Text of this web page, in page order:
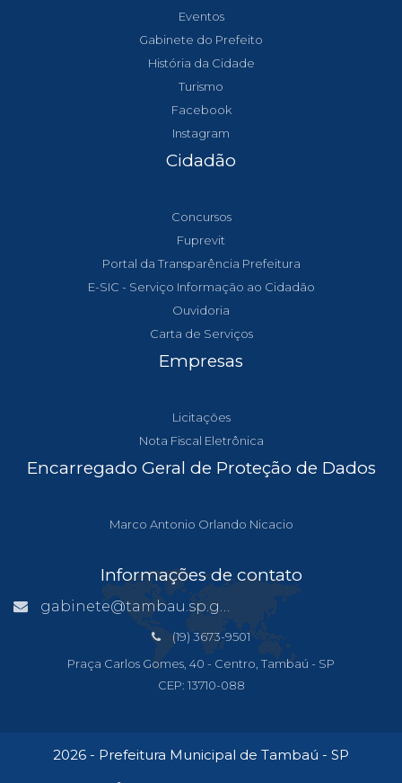
Eventos
Gabinete do Prefeito
História da Cidade
Turismo
Facebook
Instagram
Cidadão
Concursos
Fuprevit
Portal da Transparência Prefeitura
E-SIC - Serviço Informação ao Cidadão
Ouvidoria
Carta de Serviços
Empresas
Licitações
Nota Fiscal Eletrônica
Encarregado Geral de Proteção de Dados
Marco Antonio Orlando Nicacio
Informações de contato
gabinete@tambau.sp.gov.br
(19) 3673-9501
Praça Carlos Gomes, 40 - Centro, Tambaú - SP
CEP: 13710-088
2026 - Prefeitura Municipal de Tambaú - SP